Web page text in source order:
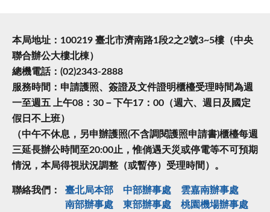
本局地址：100219 臺北市濟南路1段2之2號3~5樓（中央
聯合辦公大樓北棟）
總機電話：(02)2343-2888
服務時間：申請護照、簽證及文件證明櫃檯受理時間為週
一至週五 上午08：30－下午17：00（週六、週日及國定
假日不上班）
（中午不休息，另申辦護照(不含調閱護照申請書)櫃檯每週
三延長辦公時間至20:00止，惟倘遇天災或停電等不可預期
情況，本局得視狀況調整（或暫停）受理時間）。
聯絡我們： 臺北局本部 中部辦事處
雲嘉南辦事處
南部辦事處
東部辦事處 桃園機場辦事處